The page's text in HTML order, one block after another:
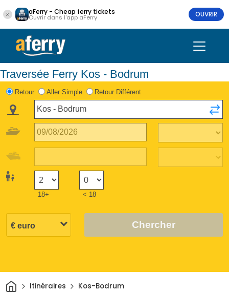
aFerry - Cheap ferry tickets
Ouvrir dans l'app aFerry OUVRIR
Traversée Ferry Kos - Bodrum
Retour Aller Simple Retour Différent
18+ < 18
Chercher
Maison
Itinéraires Kos-Bodrum